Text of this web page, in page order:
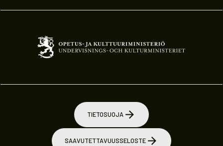
TIETOSUOJA
SAAVUTETTAVUUSSELOSTE